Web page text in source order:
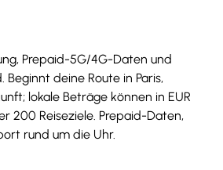
Prepaid-5G/4G-Daten und
deine Route in Paris,
lokale Beträge können in EUR
200 Reiseziele. Prepaid-Daten,
rund um die Uhr.